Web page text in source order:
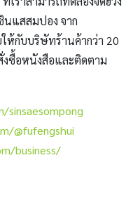
นแสสมปอง จาก
ห้กับบริษัทร้านค้ากว่า 20
งซื้อหนังสือและติดตาม
@fufengshui
business/